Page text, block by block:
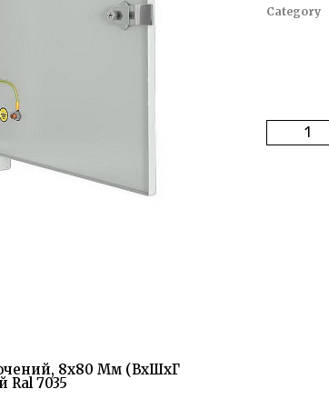
Category
8х80 Мм (ВхШхГ
Ral 7035